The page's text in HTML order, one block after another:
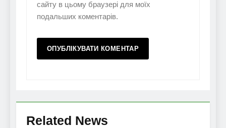
сайту в цьому браузері для моїх
подальших коментарів.
Related News